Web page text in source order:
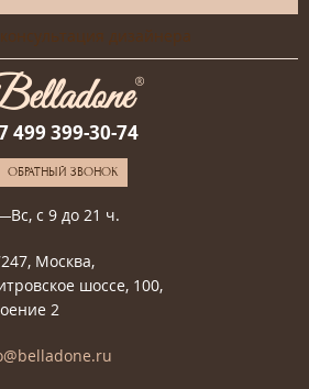
дизайнера
499 399-30-74
ОБРАТНЫЙ ЗВОНОК
с 9 до 21 ч.
Москва,
шоссе, 100,
2